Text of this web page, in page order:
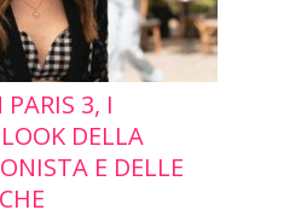
3, I
DELLA
E DELLE